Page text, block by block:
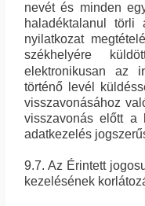
nevét és minden
haladéktalanul törli
nyilatkozat
székhelyére
elektronikusan az
történő levél
visszavonásához
visszavonás előtt a
adatkezelés
9.7. Az Érintett
kezelésének